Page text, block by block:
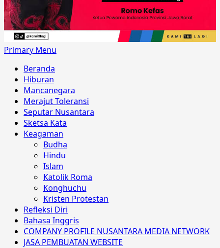
Primary Menu
Beranda
Hiburan
Mancanegara
Merajut Toleransi
Seputar Nusantara
Sketsa Kata
Keagaman
Budha
Hindu
Islam
Katolik Roma
Konghuchu
Kristen Protestan
Refleksi Diri
Bahasa Inggris
COMPANY PROFILE NUSANTARA MEDIA NETWORK
JASA PEMBUATAN WEBSITE